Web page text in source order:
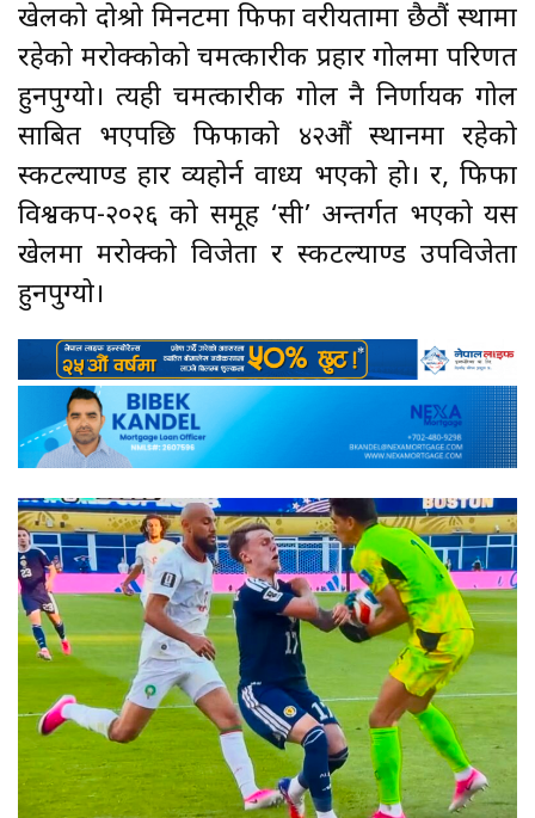
खेलको दोश्रो मिनटमा फिफा वरीयतामा छैठौं स्थामा
रहेको मरोक्कोको चमत्कारीक प्रहार गोलमा परिणत
हुनपुग्यो। त्यही चमत्कारीक गोल नै निर्णायक गोल
साबित भएपछि फिफाको ४२औं स्थानमा रहेको
स्कटल्याण्ड हार व्यहोर्न वाध्य भएको हो। र, फिफा
विश्वकप-२०२६ को समूह ‘सी’ अन्तर्गत भएको यस
खेलमा मरोक्को विजेता र स्कटल्याण्ड उपविजेता
हुनपुग्यो।